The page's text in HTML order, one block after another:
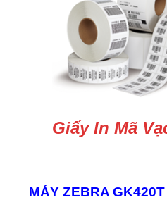
Giấy In Mã
MÁY ZEBRA